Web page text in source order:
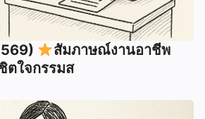
สัมภาษณ์งานอาชีพ
ตใจกรรมส